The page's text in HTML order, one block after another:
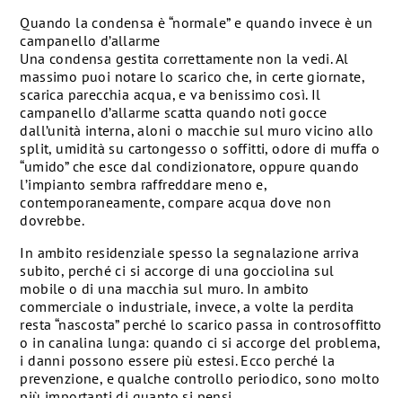
Quando la condensa è “normale” e quando invece è un
campanello d’allarme
Una condensa gestita correttamente non la vedi. Al
massimo puoi notare lo scarico che, in certe giornate,
scarica parecchia acqua, e va benissimo così. Il
campanello d’allarme scatta quando noti gocce
dall’unità interna, aloni o macchie sul muro vicino allo
split, umidità su cartongesso o soffitti, odore di muffa o
“umido” che esce dal condizionatore, oppure quando
l’impianto sembra raffreddare meno e,
contemporaneamente, compare acqua dove non
dovrebbe.
In ambito residenziale spesso la segnalazione arriva
subito, perché ci si accorge di una gocciolina sul
mobile o di una macchia sul muro. In ambito
commerciale o industriale, invece, a volte la perdita
resta “nascosta” perché lo scarico passa in controsoffitto
o in canalina lunga: quando ci si accorge del problema,
i danni possono essere più estesi. Ecco perché la
prevenzione, e qualche controllo periodico, sono molto